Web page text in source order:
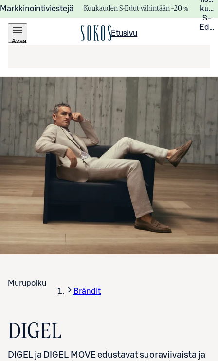
Markkinointiviestejä Kuukauden S-Edut vähintään –20 %
S-
Avaa
Etusivu
Murupolku
Brändit
DIGEL
DIGEL ja DIGEL MOVE edustavat suoraviivaista ja